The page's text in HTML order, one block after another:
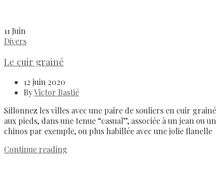
11 Juin
Divers
Le cuir grainé
12 juin 2020
ByVictor Bastié
Sillonnez les villes avec une paire de souliers en cuir grainé
aux pieds, dans une tenue “casual”, associée à un jean ou un
chinos par exemple, ou plus habillée avec une jolie flanelle
Continue reading